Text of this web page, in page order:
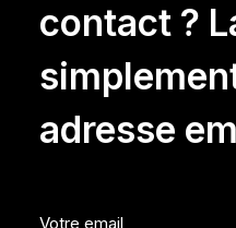
contact ?
adresse